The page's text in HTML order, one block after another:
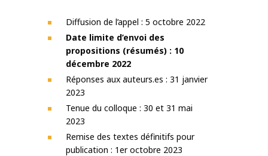
Diffusion de l’appel : 5 octobre 2022
Date limite d’envoi des
propositions (résumés) : 10
décembre 2022
Réponses aux auteurs.es : 31 janvier
2023
Tenue du colloque : 30 et 31 mai
2023
Remise des textes définitifs pour
publication : 1er octobre 2023